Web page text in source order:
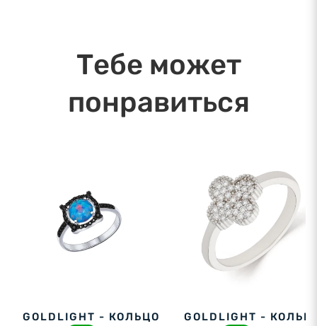
Тебе может
понравиться
GOLDLIGHT - КОЛЬЦО GOLDLIGHT -